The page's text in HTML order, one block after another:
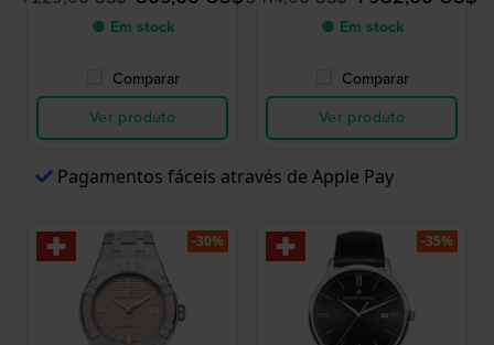
● Em stock
Comparar
Ver produto
● Em stock
Comparar
Ver produto
Pagamentos fáceis através de Apple Pay
-30% -35%